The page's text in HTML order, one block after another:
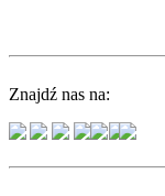
Znajdź nas na: